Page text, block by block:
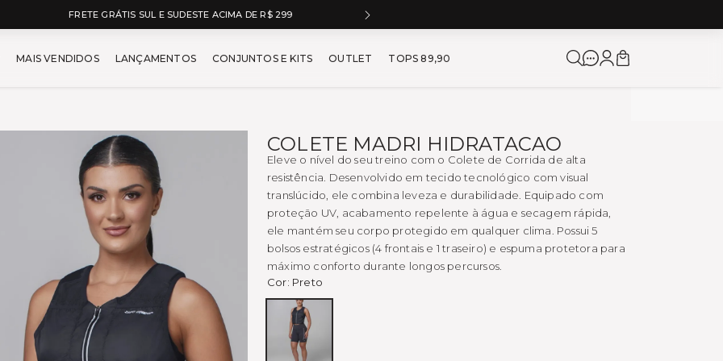
5% OFF NO À VISTA NO PIX
- Moda Fitness Feminina para Corrida e Academia
MAIS VENDIDOS LANÇAMENTOS CONJUNTOS E KITS OUTLET TOPS 89,90
COLETE MADRI HIDRATACAO
Eleve o nível do seu treino com o Colete de Corrida de alta
resistência. Desenvolvido em tecido tecnológico com visual
translúcido, ele combina leveza e durabilidade. Equipado com
proteção UV, acabamento repelente à água e secagem rápida,
ele mantém seu corpo protegido em qualquer clima. Possui 5
bolsos estratégicos (4 frontais e 1 traseiro) e espuma protetora para
máximo conforto durante longos percursos.
Cor: Preto
Preto